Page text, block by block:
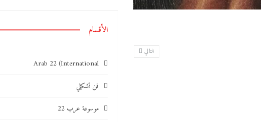
التالي
الأقسام
Arab 22 (International
فن تشكيلي
موسوعة عرب 22